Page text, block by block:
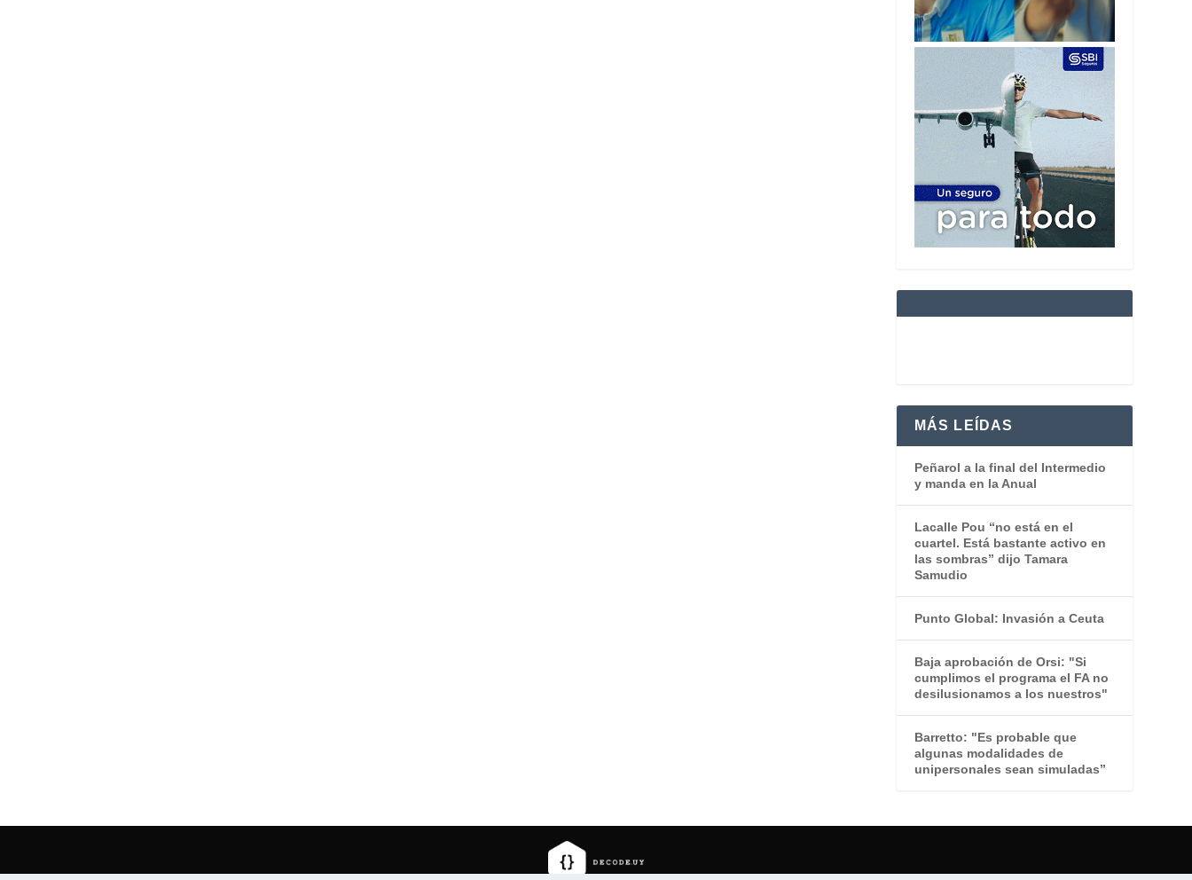
MÁS LEÍDAS
Peñarol a la final del Intermedio
y manda en la Anual
Lacalle Pou “no está en el
cuartel. Está bastante activo en
las sombras” dijo Tamara
Samudio
Punto Global: Invasión a Ceuta
Baja aprobación de Orsi: "Si
cumplimos el programa el FA no
desilusionamos a los nuestros"
Barretto: "Es probable que
algunas modalidades de
unipersonales sean simuladas”